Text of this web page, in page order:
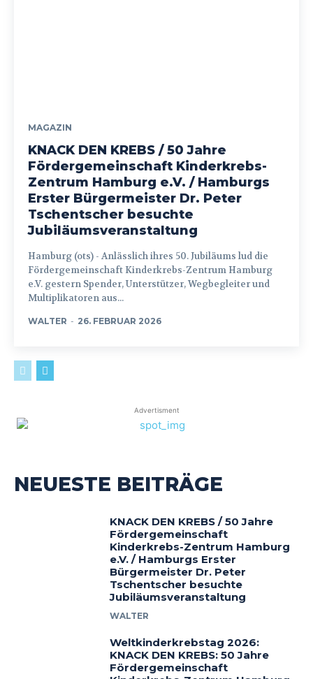
MAGAZIN
KNACK DEN KREBS / 50 Jahre
Fördergemeinschaft Kinderkrebs-
Zentrum Hamburg e.V. / Hamburgs
Erster Bürgermeister Dr. Peter
Tschentscher besuchte
Jubiläumsveranstaltung
Hamburg (ots) - Anlässlich ihres 50. Jubiläums lud die
Fördergemeinschaft Kinderkrebs-Zentrum Hamburg
e.V. gestern Spender, Unterstützer, Wegbegleiter und
Multiplikatoren aus...
WALTER - 26. FEBRUAR 2026
Advertisment
NEUESTE BEITRÄGE
KNACK DEN KREBS / 50 Jahre
Fördergemeinschaft
Kinderkrebs-Zentrum Hamburg
e.V. / Hamburgs Erster
Bürgermeister Dr. Peter
Tschentscher besuchte
Jubiläumsveranstaltung
WALTER
Weltkinderkrebstag 2026:
KNACK DEN KREBS: 50 Jahre
Fördergemeinschaft